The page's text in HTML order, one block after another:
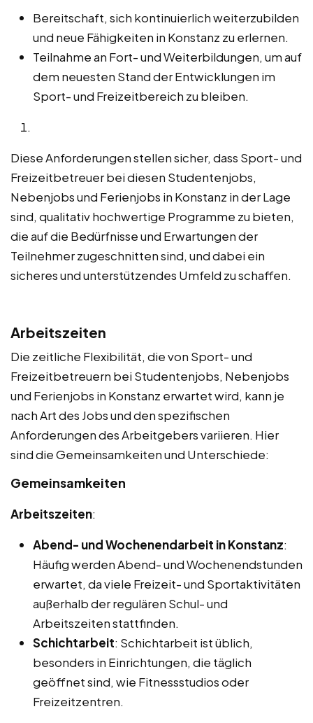
Bereitschaft, sich kontinuierlich weiterzubilden
und neue Fähigkeiten in Konstanz zu erlernen.
Teilnahme an Fort- und Weiterbildungen, um auf
dem neuesten Stand der Entwicklungen im
Sport- und Freizeitbereich zu bleiben.
Diese Anforderungen stellen sicher, dass Sport- und
Freizeitbetreuer bei diesen Studentenjobs,
Nebenjobs und Ferienjobs in Konstanz in der Lage
sind, qualitativ hochwertige Programme zu bieten,
die auf die Bedürfnisse und Erwartungen der
Teilnehmer zugeschnitten sind, und dabei ein
sicheres und unterstützendes Umfeld zu schaffen.
Arbeitszeiten
Die zeitliche Flexibilität, die von Sport- und
Freizeitbetreuern bei Studentenjobs, Nebenjobs
und Ferienjobs in Konstanz erwartet wird, kann je
nach Art des Jobs und den spezifischen
Anforderungen des Arbeitgebers variieren. Hier
sind die Gemeinsamkeiten und Unterschiede:
Gemeinsamkeiten
Arbeitszeiten:
Abend- und Wochenendarbeit in Konstanz:
Häufig werden Abend- und Wochenendstunden
erwartet, da viele Freizeit- und Sportaktivitäten
außerhalb der regulären Schul- und
Arbeitszeiten stattfinden.
Schichtarbeit: Schichtarbeit ist üblich,
besonders in Einrichtungen, die täglich
geöffnet sind, wie Fitnessstudios oder
Freizeitzentren.